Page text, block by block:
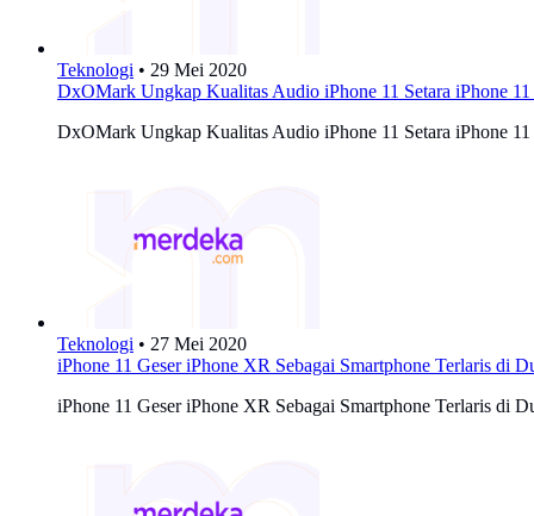
Teknologi • 29 Mei 2020
DxOMark Ungkap Kualitas Audio iPhone 11 Setara iPhone 11
DxOMark Ungkap Kualitas Audio iPhone 11 Setara iPhone 11
Teknologi • 27 Mei 2020
iPhone 11 Geser iPhone XR Sebagai Smartphone Terlaris di
iPhone 11 Geser iPhone XR Sebagai Smartphone Terlaris di